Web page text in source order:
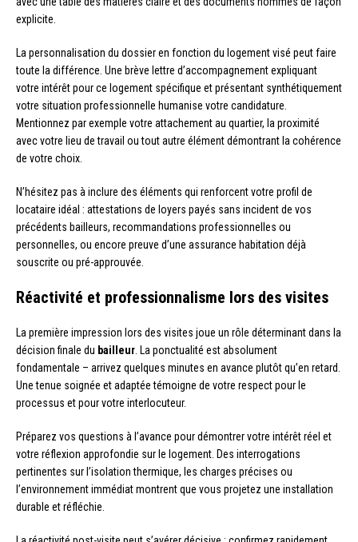
explicite.
La personnalisation du dossier en fonction du logement visé peut faire
toute la différence. Une brève lettre d’accompagnement expliquant
votre intérêt pour ce logement spécifique et présentant synthétiquement
votre situation professionnelle humanise votre candidature.
Mentionnez par exemple votre attachement au quartier, la proximité
avec votre lieu de travail ou tout autre élément démontrant la cohérence
de votre choix.
N’hésitez pas à inclure des éléments qui renforcent votre profil de
locataire idéal : attestations de loyers payés sans incident de vos
précédents bailleurs, recommandations professionnelles ou
personnelles, ou encore preuve d’une assurance habitation déjà
souscrite ou pré-approuvée.
Réactivité et professionnalisme lors des visites
La première impression lors des visites joue un rôle déterminant dans la
décision finale du bailleur . La ponctualité est absolument
fondamentale – arrivez quelques minutes en avance plutôt qu’en retard.
Une tenue soignée et adaptée témoigne de votre respect pour le
processus et pour votre interlocuteur.
Préparez vos questions à l’avance pour démontrer votre intérêt réel et
votre réflexion approfondie sur le logement. Des interrogations
pertinentes sur l’isolation thermique, les charges précises ou
l’environnement immédiat montrent que vous projetez une installation
durable et réfléchie.